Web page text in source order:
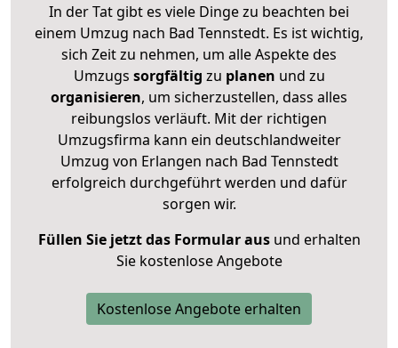
In der Tat gibt es viele Dinge zu beachten bei
einem Umzug nach Bad Tennstedt. Es ist wichtig,
sich Zeit zu nehmen, um alle Aspekte des
Umzugs sorgfältig zu planen und zu
organisieren, um sicherzustellen, dass alles
reibungslos verläuft. Mit der richtigen
Umzugsfirma kann ein deutschlandweiter
Umzug von Erlangen nach Bad Tennstedt
erfolgreich durchgeführt werden und dafür
sorgen wir.
Füllen Sie jetzt das Formular ausund erhalten
Sie kostenlose Angebote
Kostenlose Angebote erhalten